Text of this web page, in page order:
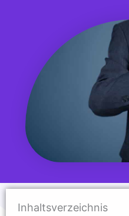
Inhaltsverzeichnis